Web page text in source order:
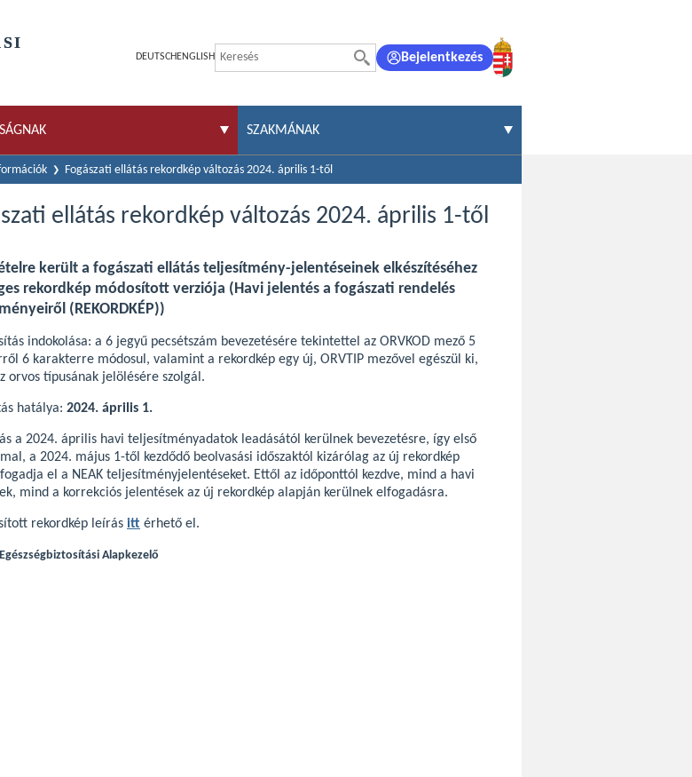
DEUTSCH ENGLISH Bejelentkezés
SZAKMÁNAK
Fogászati ellátás rekordkép változás 2024. április 1-től
ellátás rekordkép változás 2024. április 1-től
került a fogászati ellátás teljesítmény-jelentéseinek elkészítéséhez
rekordkép módosított verziója (Havi jelentés a fogászati rendelés
(REKORDKÉP))
indokolása: a 6 jegyű pecsétszám bevezetésére tekintettel az ORVKOD mező 5
6 karakterre módosul, valamint a rekordkép egy új, ORVTIP mezővel egészül ki,
orvos típusának jelölésére szolgál.
hatálya: 2024. április 1.
a 2024. április havi teljesítményadatok leadásától kerülnek bevezetésre, így első
a 2024. május 1-től kezdődő beolvasási időszaktól kizárólag az új rekordkép
el a NEAK teljesítményjelentéseket. Ettől az időponttól kezdve, mind a havi
mind a korrekciós jelentések az új rekordkép alapján kerülnek elfogadásra.
rekordkép leírás itt érhető el.
Alapkezelő